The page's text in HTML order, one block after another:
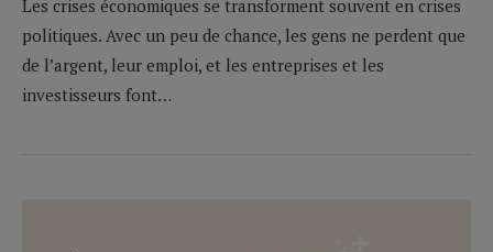
Les crises économiques se transforment souvent en crises
politiques. Avec un peu de chance, les gens ne perdent que
de l’argent, leur emploi, et les entreprises et les
investisseurs font…